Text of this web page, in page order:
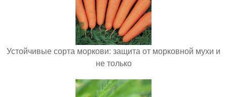
Устойчивые сорта моркови: защита от морковной мухи и
не только